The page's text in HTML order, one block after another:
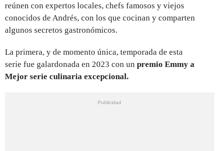
reúnen con expertos locales, chefs famosos y viejos
conocidos de Andrés, con los que cocinan y comparten
algunos secretos gastronómicos.
La primera, y de momento única, temporada de esta
serie fue galardonada en 2023 con un premio Emmy a
Mejor serie culinaria excepcional.